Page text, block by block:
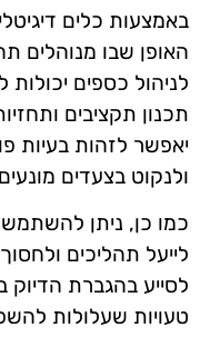
באמצעות כלים
האופן שבו מנוהלים
לניהול כספים יכולות
תכנון תקציבים
יאפשר לזהות בעיות
ולנקוט בצעדים
כמו כן, ניתן להשתמש
לייעל תהליכים
לסייע בהגברת הדיוק
טעויות שעלולות